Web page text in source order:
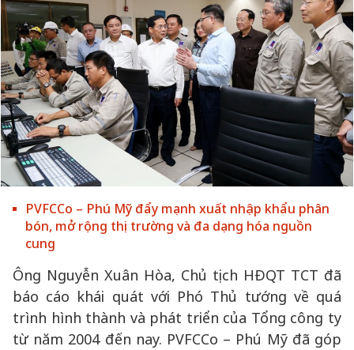
PVFCCo – Phú Mỹ đẩy mạnh xuất nhập khẩu phân
bón, mở rộng thị trường và đa dạng hóa nguồn
cung
Ông Nguyễn Xuân Hòa, Chủ tịch HĐQT TCT đã
báo cáo khái quát với Phó Thủ tướng về quá
trình hình thành và phát triển của Tổng công ty
từ năm 2004 đến nay. PVFCCo – Phú Mỹ đã góp